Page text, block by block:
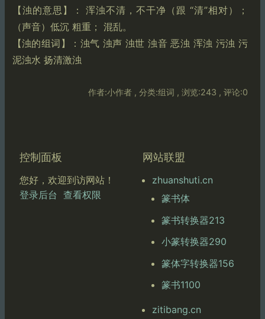
【浊的意思】： 浑浊不清，不干净（跟 “清”相对）；
（声音）低沉 粗重； 混乱。
【浊的组词】：浊气 浊声 浊世 浊音 恶浊 浑浊 污浊 污
泥浊水 扬清激浊
作者:小作者 , 分类:组词 , 浏览:243 , 评论:0
控制面板
您好，欢迎到访网站！
登录后台 查看权限
网站联盟
zhuanshuti.cn
篆书体
篆书转换器213
小篆转换器290
篆体字转换器156
篆书1100
zitibang.cn